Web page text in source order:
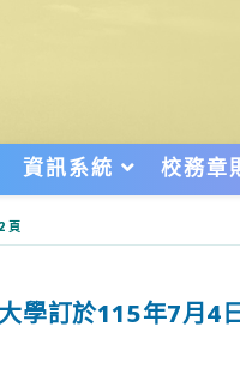
資訊系統 校務章
頁
學訂於115年7月4